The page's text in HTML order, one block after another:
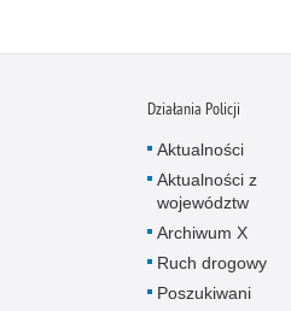
Działania Policji
Aktualności
Aktualności z
województw
Archiwum X
Ruch drogowy
Poszukiwani